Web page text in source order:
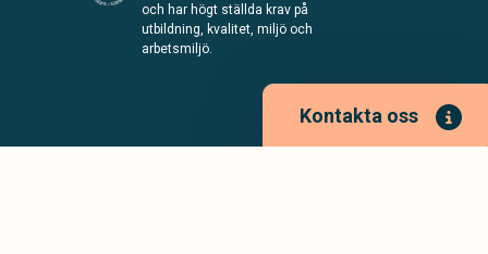
Kontakta oss
och har högt ställda krav på
utbildning, kvalitet, miljö och
arbetsmiljö.